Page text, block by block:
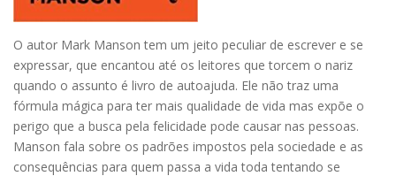
O autor Mark Manson tem um jeito peculiar de escrever e se
expressar, que encantou até os leitores que torcem o nariz
quando o assunto é livro de autoajuda. Ele não traz uma
fórmula mágica para ter mais qualidade de vida mas expõe o
perigo que a busca pela felicidade pode causar nas pessoas.
Manson fala sobre os padrões impostos pela sociedade e as
consequências para quem passa a vida toda tentando se